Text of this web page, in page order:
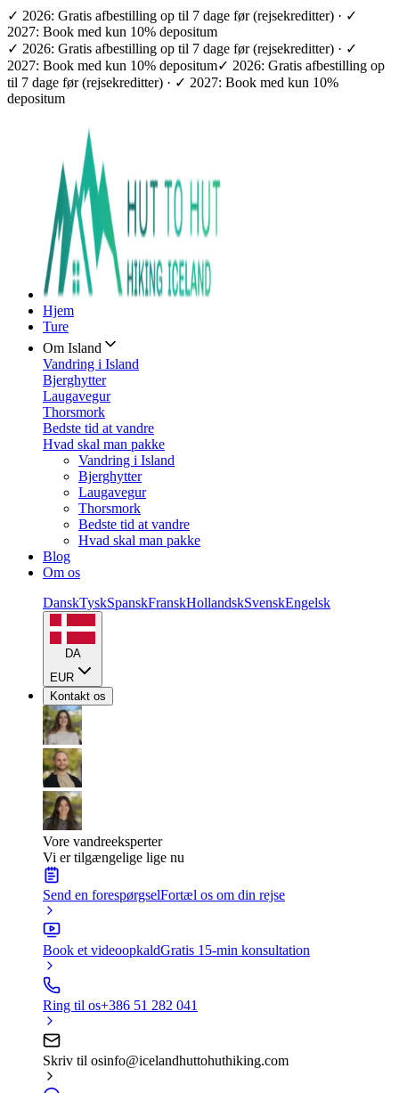
✓ 2026: Gratis afbestilling op til 7 dage før (rejsekreditter) · ✓
2027: Book med kun 10% depositum
✓ 2026: Gratis afbestilling op til 7 dage før (rejsekreditter) · ✓
2027: Book med kun 10% depositum✓ 2026: Gratis afbestilling op
til 7 dage før (rejsekreditter) · ✓ 2027: Book med kun 10%
depositum
Hjem
Ture
Om Island
Vandring i Island
Bjerghytter
Laugavegur
Thorsmork
Bedste tid at vandre
Hvad skal man pakke
Vandring i Island
Bjerghytter
Laugavegur
Thorsmork
Bedste tid at vandre
Hvad skal man pakke
Blog
Om os
DanskTyskSpanskFranskHollandskSvenskEngelsk
DA
EUR
Kontakt os
Vore vandreeksperter
Vi er tilgængelige lige nu
Send en forespørgselFortæl os om din rejse
Book et videoopkaldGratis 15-min konsultation
Ring til os+386 51 282 041
Skriv til osinfo@icelandhuttohuthiking.com